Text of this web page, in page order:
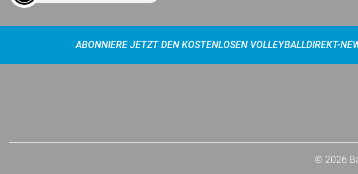
ABONNIERE JETZT DEN KOSTENLOSEN VOLLEYBALLDIREKT-
© 2026